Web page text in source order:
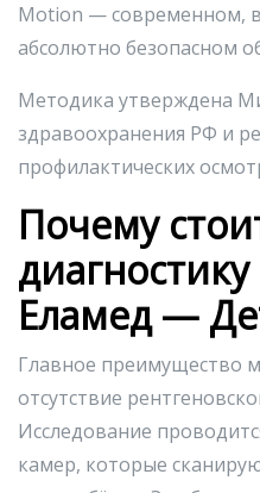
Motion — современном,
абсолютно безопасном
Методика утверждена
здравоохранения РФ и
профилактических
Почему
диагностику
Еламед —
Главное преимущество
отсутствие
Исследование
камер, которые